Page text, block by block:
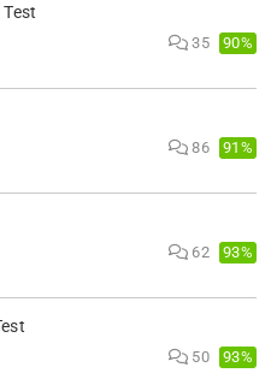
35 90%
86 91%
62 93%
50 93%